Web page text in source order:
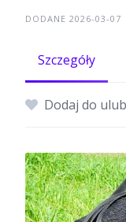
DODANE 2026-03-07
Szczegóły
Dodaj do